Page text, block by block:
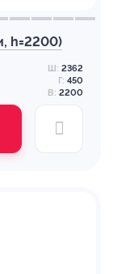
h=2200)
Ш: 2362
Г: 450
В: 2200